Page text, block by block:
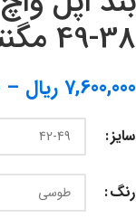
38-49 مگنتی
7,600,000 ریال –
سایز
رنگ